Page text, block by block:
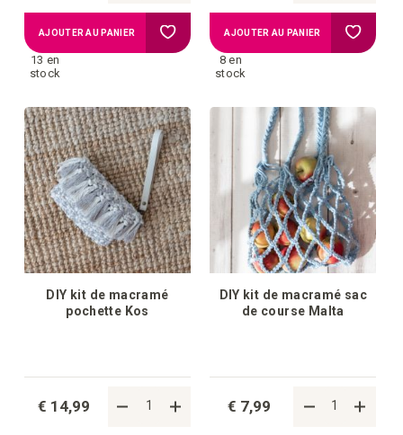
13 en
stock
AJOUTER AU PANIER Ajouter
la
liste
d'achats
8 en
stock
AJOUTER AU PANIER Ajouter
la
liste
DIY kit de macramé
pochette Kos
€ 14,99
DIY kit de macramé sac
de course Malta
€ 7,99